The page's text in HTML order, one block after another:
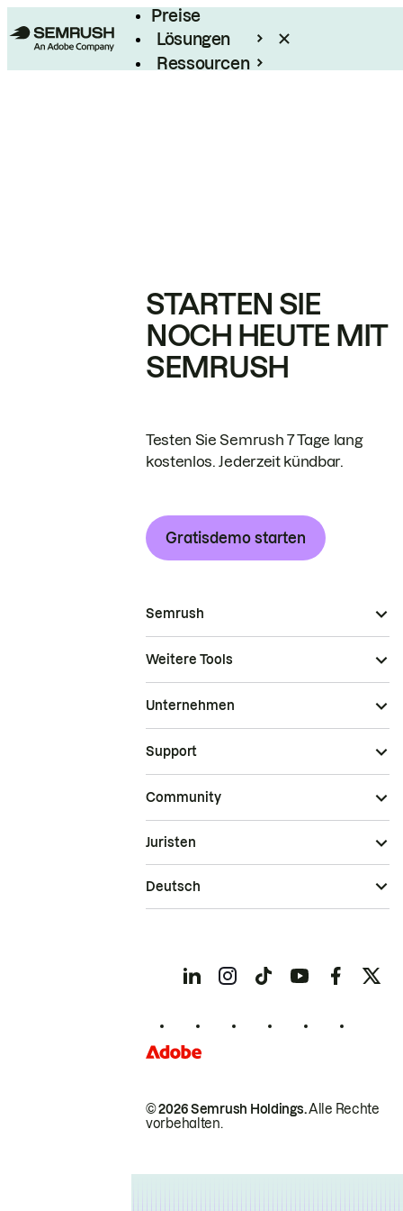
Preise
Lösungen
Ressourcen
STARTEN SIE
NOCH HEUTE MIT
SEMRUSH
Testen Sie Semrush 7 Tage lang
kostenlos. Jederzeit kündbar.
Gratisdemo starten
Semrush
Weitere Tools
Unternehmen
Support
Community
© 2026 Semrush Holdings.Alle Rechte
vorbehalten.
Juristen
Deutsch